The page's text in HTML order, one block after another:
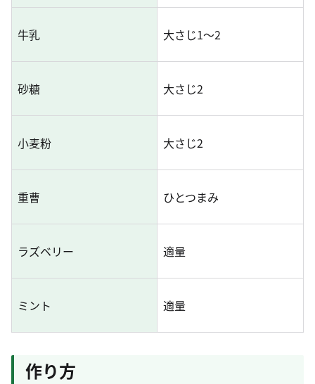
牛乳 大さじ1～2
砂糖 大さじ2
小麦粉 大さじ2
重曹 ひとつまみ
ラズベリー 適量
ミント 適量
作り方